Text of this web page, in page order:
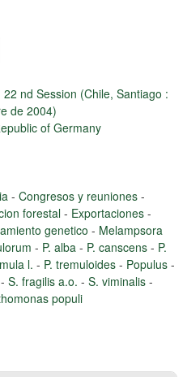
nd Session (Chile, Santiago :
de 2004)
of Germany
- Congresos y reuniones -
forestal- Exportaciones -
genetico - Melampsora
- P. alba - P. canscens - P.
l. - P. tremuloides - Populus -
- S. fragilis a.o. - S. viminalis -
populi